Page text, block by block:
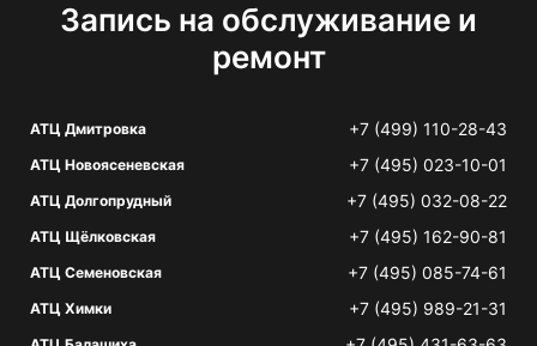
Запись на обслуживание и
ремонт
АТЦ Дмитровка +7 (499) 110-28-43
АТЦ Новоясеневская +7 (495) 023-10-01
АТЦ Долгопрудный +7 (495) 032-08-22
АТЦ Щёлковская +7 (495) 162-90-81
АТЦ Семеновская +7 (495) 085-74-61
АТЦ Химки +7 (495) 989-21-31